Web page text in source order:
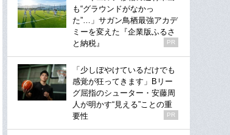
も“グラウンドがなかっ
た”…」サガン鳥栖最強アカデ
ミーを変えた『企業版ふるさ
と納税』
PR
「少しぼやけているだけでも
感覚が狂ってきます」Bリー
グ屈指のシューター・安藤周
人が明かす“見える”ことの重
要性
PR